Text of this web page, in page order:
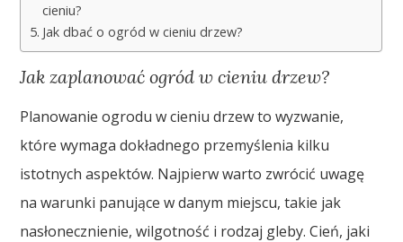
cieniu?
Jak dbać o ogród w cieniu drzew?
Jak zaplanować ogród w cieniu drzew?
Planowanie ogrodu w cieniu drzew to wyzwanie,
które wymaga dokładnego przemyślenia kilku
istotnych aspektów. Najpierw warto zwrócić uwagę
na warunki panujące w danym miejscu, takie jak
nasłonecznienie, wilgotność i rodzaj gleby. Cień, jaki